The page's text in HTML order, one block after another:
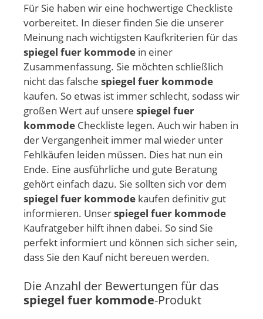
Für Sie haben wir eine hochwertige Checkliste
vorbereitet. In dieser finden Sie die unserer
Meinung nach wichtigsten Kaufkriterien für das
spiegel fuer kommode in einer
Zusammenfassung. Sie möchten schließlich
nicht das falsche spiegel fuer kommode
kaufen. So etwas ist immer schlecht, sodass wir
großen Wert auf unsere spiegel fuer
kommode Checkliste legen. Auch wir haben in
der Vergangenheit immer mal wieder unter
Fehlkäufen leiden müssen. Dies hat nun ein
Ende. Eine ausführliche und gute Beratung
gehört einfach dazu. Sie sollten sich vor dem
spiegel fuer kommode kaufen definitiv gut
informieren. Unserspiegel fuer kommode
Kaufratgeber hilft ihnen dabei. So sind Sie
perfekt informiert und können sich sicher sein,
dass Sie den Kauf nicht bereuen werden.
Die Anzahl der Bewertungen für das
spiegel fuer kommode-Produkt